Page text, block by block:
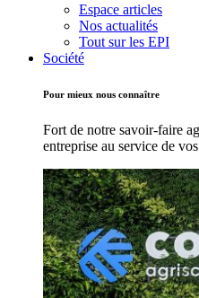
Espace articles
Nos actualités
Tout sur les EPI
Société
Pour mieux nous connaître
Fort de notre savoir-faire
entreprise au service de